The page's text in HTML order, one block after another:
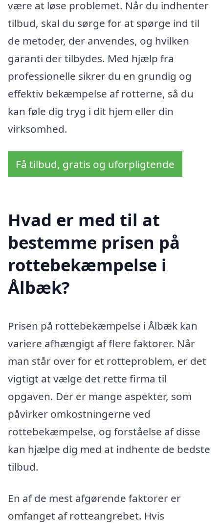
være at løse problemet. Når du indhenter
tilbud, skal du sørge for at spørge ind til
de metoder, der anvendes, og hvilken
garanti der tilbydes. Med hjælp fra
professionelle sikrer du en grundig og
effektiv bekæmpelse af rotterne, så du
kan føle dig tryg i dit hjem eller din
virksomhed.
Få tilbud, gratis og uforpligtende
Hvad er med til at
bestemme prisen på
rottebekæmpelse i
Ålbæk?
Prisen på rottebekæmpelse i Ålbæk kan
variere afhængigt af flere faktorer. Når
man står over for et rotteproblem, er det
vigtigt at vælge det rette firma til
opgaven. Der er mange aspekter, som
påvirker omkostningerne ved
rottebekæmpelse, og forståelse af disse
kan hjælpe dig med at indhente de bedste
tilbud.
En af de mest afgørende faktorer er
omfanget af rotteangrebet. Hvis